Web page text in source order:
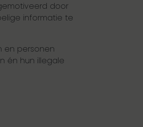
door
informatie te
en personen
én hun illegale